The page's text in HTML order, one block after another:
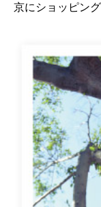
京にショッピン